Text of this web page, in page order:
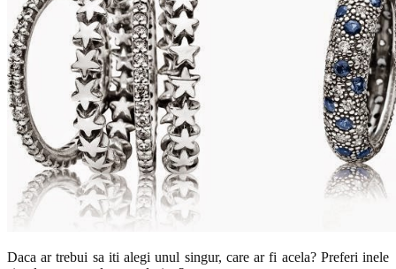
Daca ar trebui sa iti alegi unul singur, care ar fi acela? Preferi inele